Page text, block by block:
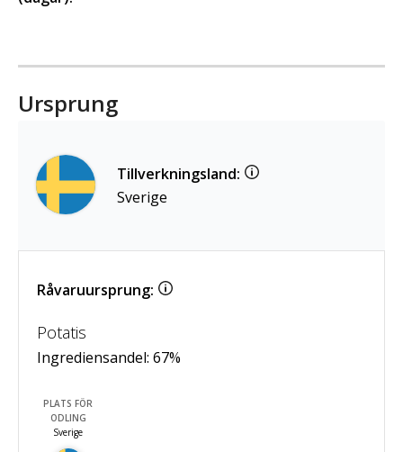
Ursprung
Tillverkningsland:
Sverige
Råvaruursprung:
Potatis
Ingrediensandel: 67%
PLATS FÖR
ODLING
Sverige